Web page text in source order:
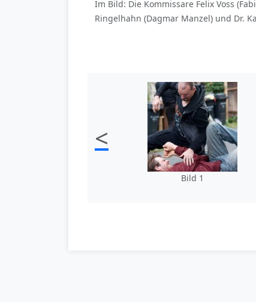
Im Bild: Die Kommissare Felix Voss
Ringelhahn (Dagmar Manzel) und Dr.
<
Bild 1